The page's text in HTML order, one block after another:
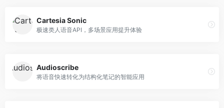
Cartesia Sonic
极速类人语音API，多场景应用提升体验
Audioscribe
将语音快速转化为结构化笔记的智能应用